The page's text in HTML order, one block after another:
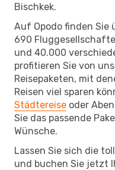
Bischkek.
Auf Opodo finden Sie
690
und 40.000
profitieren Sie von
Reisepaketen, mit
Reisen viel sparen
Städtereise oder
Sie das passende
Wünsche.
Lassen Sie sich die
und buchen Sie jetzt